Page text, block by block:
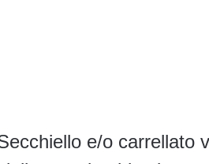
e/o carrellato